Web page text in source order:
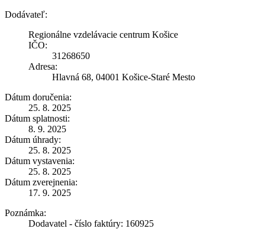
Dodávateľ:
Regionálne vzdelávacie centrum Košice
IČO:
31268650
Adresa:
Hlavná 68, 04001 Košice-Staré Mesto
Dátum doručenia:
25. 8. 2025
Dátum splatnosti:
8. 9. 2025
Dátum úhrady:
25. 8. 2025
Dátum vystavenia:
25. 8. 2025
Dátum zverejnenia:
17. 9. 2025
Poznámka:
Dodavatel - číslo faktúry: 160925